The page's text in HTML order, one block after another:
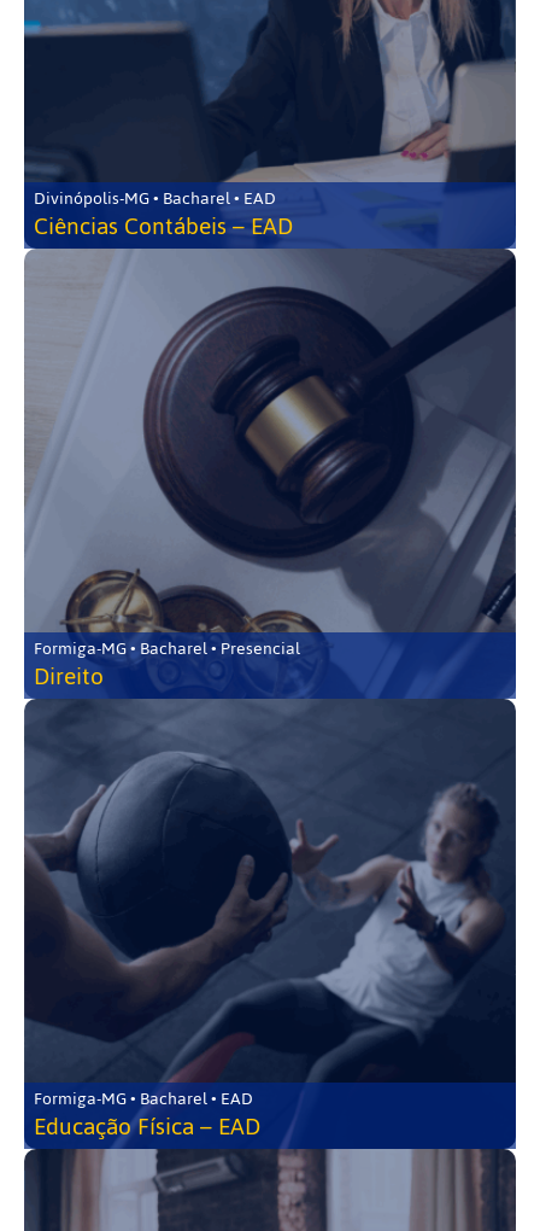
Divinópolis-MG • Bacharel • EAD
Ciências Contábeis – EAD
Formiga-MG • Bacharel • Presencial
Direito
Formiga-MG • Bacharel • EAD
Educação Física – EAD